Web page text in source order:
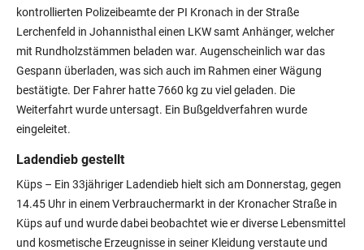
kontrollierten Polizeibeamte der PI Kronach in der Straße
Lerchenfeld in Johannisthal einen LKW samt Anhänger, welcher
mit Rundholzstämmen beladen war. Augenscheinlich war das
Gespann überladen, was sich auch im Rahmen einer Wägung
bestätigte. Der Fahrer hatte 7660 kg zu viel geladen. Die
Weiterfahrt wurde untersagt. Ein Bußgeldverfahren wurde
eingeleitet.
Ladendieb gestellt
Küps – Ein 33jähriger Ladendieb hielt sich am Donnerstag, gegen
14.45 Uhr in einem Verbrauchermarkt in der Kronacher Straße in
Küps auf und wurde dabei beobachtet wie er diverse Lebensmittel
und kosmetische Erzeugnisse in seiner Kleidung verstaute und